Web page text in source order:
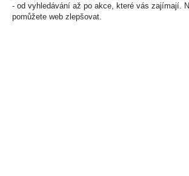
- od vyhledávání až po akce, které vás zajímají.
pomůžete web zlepšovat.